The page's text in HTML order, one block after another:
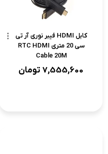
کابل HDMI فیبر نوری آر تی
سی 20 متری RTC HDMI
Cable 20M
7,555,600تومان